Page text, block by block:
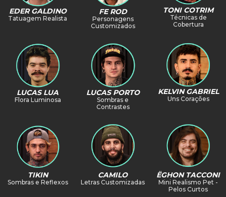
EDER GALDINO
Tatuagem Realista
FE ROD
Personagens
Customizados
TONI COTRIM
Técnicas de
Cobertura
LUCAS LUA
Flora Luminosa
LUCAS PORTO
Sombras e
Contrastes
KELVIN GABRIEL
Uns Corações
TIKIN
Sombras e Reflexos
CAMILO
Letras Customizadas
ËGHON TACCONI
Mini Realismo Pet -
Pelos Curtos